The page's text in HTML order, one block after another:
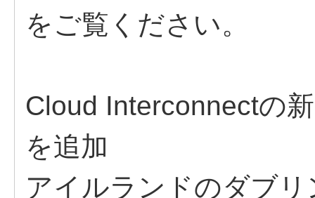
をご覧ください。
Cloud Interconnectの
を追加​
アイルランドのダブ